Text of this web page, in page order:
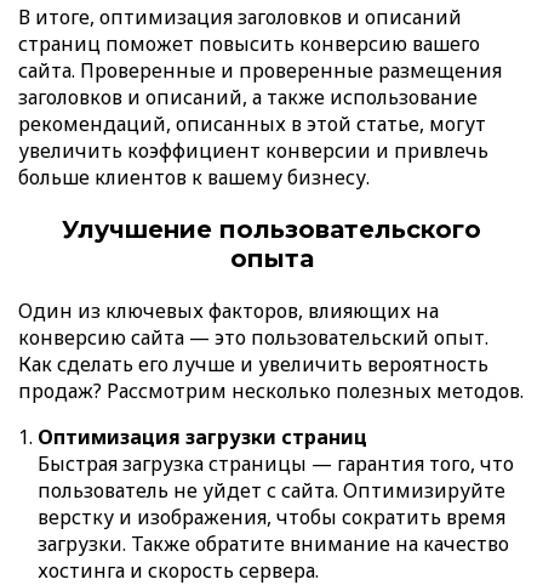
В итоге, оптимизация заголовков и описаний
страниц поможет повысить конверсию вашего
сайта. Проверенные и проверенные размещения
заголовков и описаний, а также использование
рекомендаций, описанных в этой статье, могут
увеличить коэффициент конверсии и привлечь
больше клиентов к вашему бизнесу.
Улучшение пользовательского
опыта
Один из ключевых факторов, влияющих на
конверсию сайта — это пользовательский опыт.
Как сделать его лучше и увеличить вероятность
продаж? Рассмотрим несколько полезных методов.
Оптимизация загрузки страниц
Быстрая загрузка страницы — гарантия того, что
пользователь не уйдет с сайта. Оптимизируйте
верстку и изображения, чтобы сократить время
загрузки. Также обратите внимание на качество
хостинга и скорость сервера.